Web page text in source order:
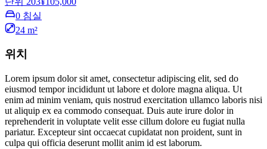
0 침실
24 m²
위치
Lorem ipsum dolor sit amet, consectetur adipiscing elit, sed do
eiusmod tempor incididunt ut labore et dolore magna aliqua. Ut
enim ad minim veniam, quis nostrud exercitation ullamco laboris nisi
ut aliquip ex ea commodo consequat. Duis aute irure dolor in
reprehenderit in voluptate velit esse cillum dolore eu fugiat nulla
pariatur. Excepteur sint occaecat cupidatat non proident, sunt in
culpa qui officia deserunt mollit anim id est laborum.